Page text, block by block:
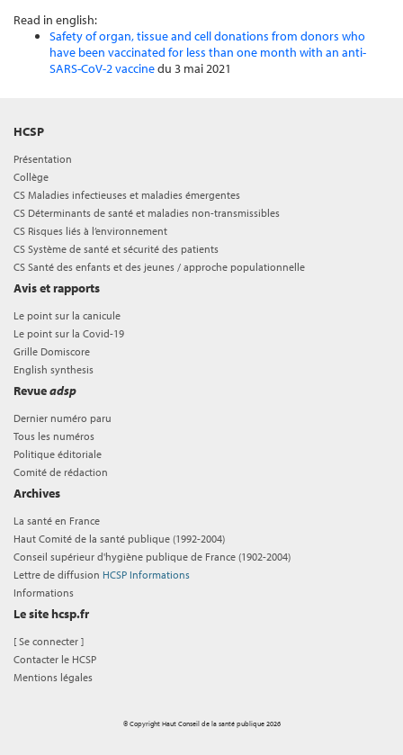
Read in english:
Safety of organ, tissue and cell donations from donors who
have been vaccinated for less than one month with an anti-
SARS-CoV-2 vaccinedu 3 mai 2021
HCSP
Présentation
Collège
CS Maladies infectieuses et maladies émergentes
CS Déterminants de santé et maladies non-transmissibles
CS Risques liés à l’environnement
CS Système de santé et sécurité des patients
CS Santé des enfants et des jeunes / approche populationnelle
Avis et rapports
Le point sur la canicule
Le point sur la Covid-19
Grille Domiscore
English synthesis
Revueadsp
Dernier numéro paru
Tous les numéros
Politique éditoriale
Comité de rédaction
Archives
La santé en France
Haut Comité de la santé publique (1992-2004)
Conseil supérieur d'hygiène publique de France (1902-2004)
Lettre de diffusion HCSP Informations
Informations
Le site hcsp.fr
[Se connecter ]
Contacter le HCSP
Mentions légales
© Copyright Haut Conseil de la santé publique 2026